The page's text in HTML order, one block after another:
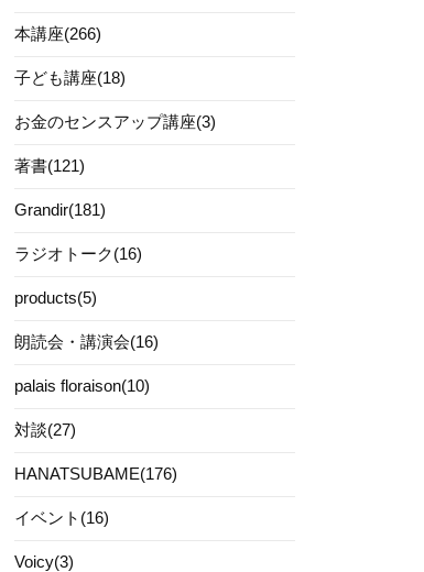
本講座(266)
子ども講座(18)
お金のセンスアップ講座(3)
著書(121)
Grandir(181)
ラジオトーク(16)
products(5)
朗読会・講演会(16)
palais floraison(10)
対談(27)
HANATSUBAME(176)
イベント(16)
Voicy(3)